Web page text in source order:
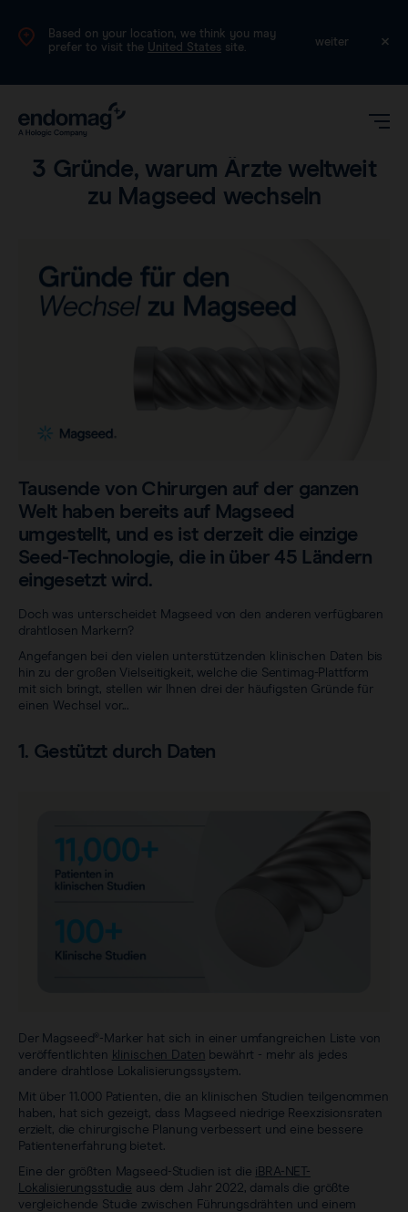
Based on your location, we think you may
prefer to visit the United States site. weiter
DE
Magseed®
Sentimag® Gen 2
Downloads
Wir über uns.
Stellenmarkt
3 Gründe, warum Ärzte weltweit
zu Magseed wechseln
Tausende von Chirurgen auf der ganzen
Welt haben bereits auf Magseed
umgestellt, und es ist derzeit die einzige
Seed-Technologie, die in über 45 Ländern
eingesetzt wird.
Doch was unterscheidet Magseed von den anderen verfügbaren
drahtlosen Markern?
Angefangen bei den vielen unterstützenden klinischen Daten bis
hin zu der großen Vielseitigkeit, welche die Sentimag-Plattform
mit sich bringt, stellen wir Ihnen drei der häufigsten Gründe für
einen Wechsel vor...
1. Gestützt durch Daten
Der Magseed®-Marker hat sich in einer umfangreichen Liste von
veröffentlichten klinischen Daten bewährt - mehr als jedes
andere drahtlose Lokalisierungssystem.
Mit über 11.000 Patienten, die an klinischen Studien teilgenommen
haben, hat sich gezeigt, dass Magseed niedrige Reexzisionsraten
erzielt, die chirurgische Planung verbessert und eine bessere
Patientenerfahrung bietet.
Eine der größten Magseed-Studien ist die iBRA-NET-
Lokalisierungsstudie aus dem Jahr 2022, damals die größte
vergleichende Studie zwischen Führungsdrähten und einem